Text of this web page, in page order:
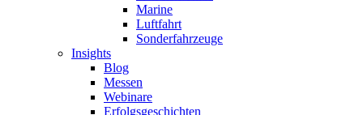
Marine
Luftfahrt
Sonderfahrzeuge
Insights
Blog
Messen
Webinare
Erfolgsgeschichten